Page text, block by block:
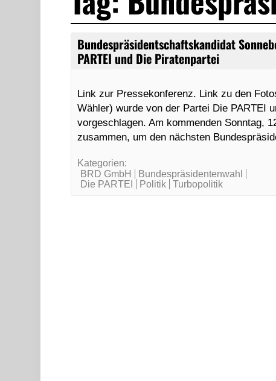
Bundespräsidentschaftskandidat
PARTEI und Die Piratenpartei
Link zur Pressekonferenz. Link zu den
Wähler) wurde von der Partei Die PARTEI
vorgeschlagen. Am kommenden Sonntag,
zusammen, um den nächsten
Kategorien:
BRD GmbH
Bundespräsidentenwahl
Die PARTEI
Politik Turbopolitik